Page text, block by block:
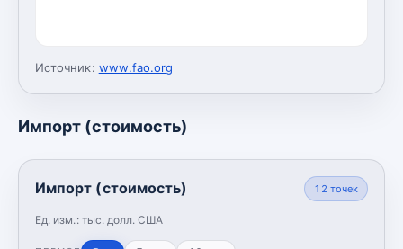
Источник: www.fao.org
Импорт (стоимость)
Импорт (стоимость)
Ед. изм.: тыс. долл. США
12 точек